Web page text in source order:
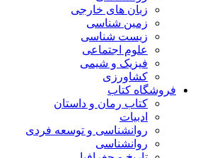
زبان های خارجی
زمین شناسی
زیست شناسی
علوم اجتماعی
فیزیک و شیمی
کشاورزی
فروشگاه کتاب
کتاب رمان و داستان
ادبیات
روانشناسی و توسعه فردی
روانشناسی